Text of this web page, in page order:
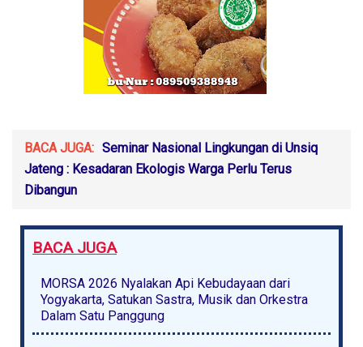
BACA JUGA: Seminar Nasional Lingkungan di Unsiq
Jateng : Kesadaran Ekologis Warga Perlu Terus
Dibangun
BACA JUGA
MORSA 2026 Nyalakan Api Kebudayaan dari
Yogyakarta, Satukan Sastra, Musik dan Orkestra
Dalam Satu Panggung